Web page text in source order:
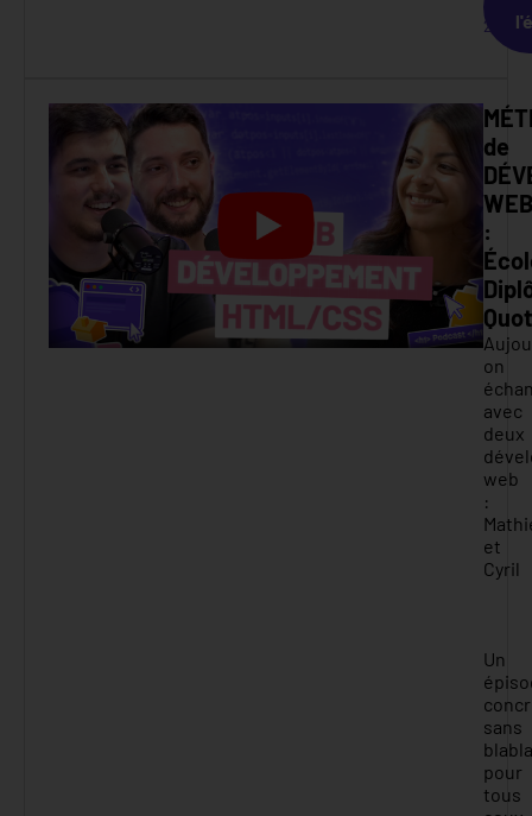
2026
de
WEB
:
on
avec
deux
web
:
et
Cyril
Un
sans
pour
tous